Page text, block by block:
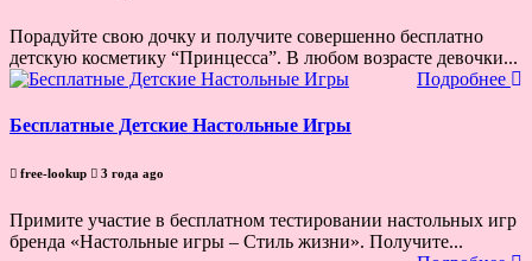
Порадуйте свою дочку и получите совершенно бесплатно
детскую косметику “Принцесса”. В любом возрасте девочки...
Подробнее
Бесплатные Детские Настольные Игры
free-lookup 3 года ago
Примите участие в бесплатном тестировании настольных игр
бренда «Настольные игры – Стиль жизни». Получите...